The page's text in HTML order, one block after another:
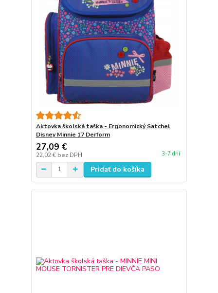
Aktovka školská taška - Ergonomický Satchel
Disney Minnie 17 Derform
27,09 €
22,02 € bez DPH 3-7 dní
Pridať do košíka